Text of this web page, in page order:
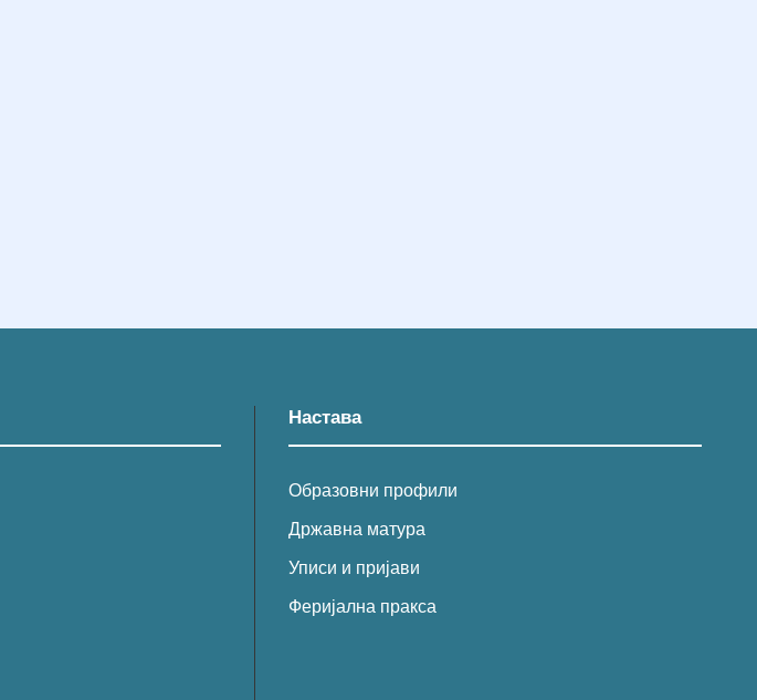
Настава
Образовни профили
Државна матура
Уписи и пријави
Феријална пракса